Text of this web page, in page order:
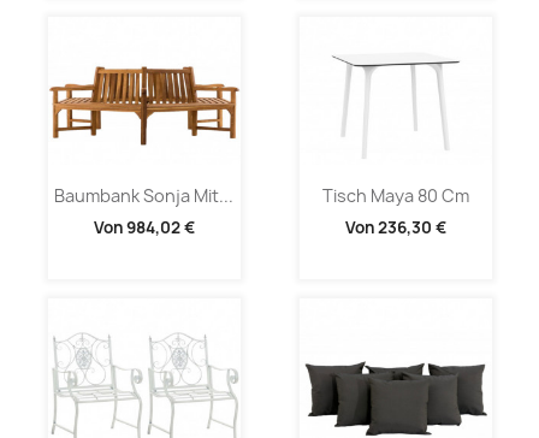
Baumbank Sonja Mit...
Von984,02 €
Tisch Maya 80 Cm
Von236,30 €